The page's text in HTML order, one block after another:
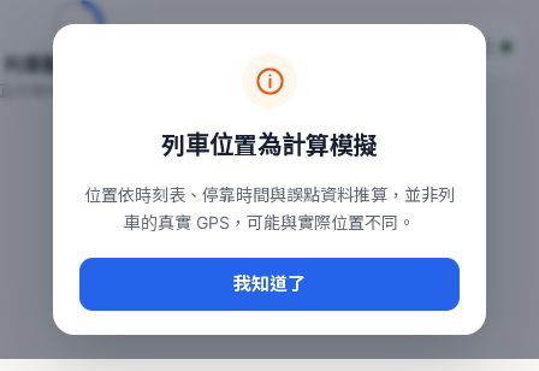
台鐵列車即時位置地圖
本頁顯示目前全台鐵運行中的列車位置，涵蓋自強、普悠瑪、
常用查詢：
、台中車站即時動態
台鐵即時動態
列車位置為計算模擬
位置依時刻表、停靠時間與誤點資料推算，並非列
車的真實 GPS，可能與實際位置不同。
我知道了
列車動態載入中…